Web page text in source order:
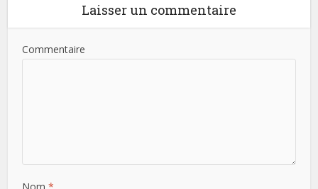
Laisser un commentaire
Commentaire
Nom*